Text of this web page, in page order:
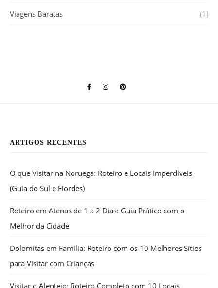
Viagens Baratas (1)
ARTIGOS RECENTES
O que Visitar na Noruega: Roteiro e Locais Imperdíveis
(Guia do Sul e Fiordes)
Roteiro em Atenas de 1 a 2 Dias: Guia Prático com o
Melhor da Cidade
Dolomitas em Família: Roteiro com os 10 Melhores Sítios
para Visitar com Crianças
Visitar o Alentejo: Roteiro Completo com 10 Locais